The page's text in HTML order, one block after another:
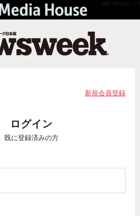
API Version 2.0
新規会員登録
ログイン
既に登録済みの方